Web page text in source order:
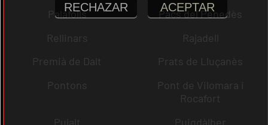
Palafolls
Pacs del Penedès
Rellinars
Rajadell
Premià de Dalt
Prats de Lluçanès
Pontons
Pont de Vilomara i
Rocafort
Pujalt
Puigdàlber
RECHAZAR ACEPTAR